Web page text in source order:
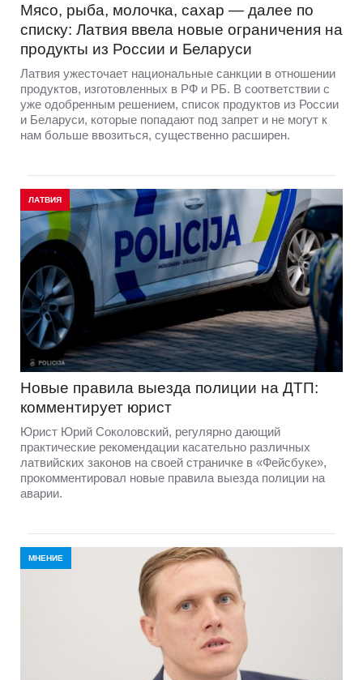
Мясо, рыба, молочка, сахар — далее по
списку: Латвия ввела новые ограничения на
продукты из России и Беларуси
Латвия ужесточает национальные санкции в отношении
продуктов, изготовленных в РФ и РБ. В соответствии с
уже одобренным решением, список продуктов из России
и Беларуси, которые попадают под запрет и не могут к
нам больше ввозиться, существенно расширен.
ЛАТВИЯ
Новые правила выезда полиции на ДТП:
комментирует юрист
Юрист Юрий Соколовский, регулярно дающий
практические рекомендации касательно различных
латвийских законов на своей страничке в «Фейсбуке»,
прокомментировал новые правила выезда полиции на
аварии.
МНЕНИЕ